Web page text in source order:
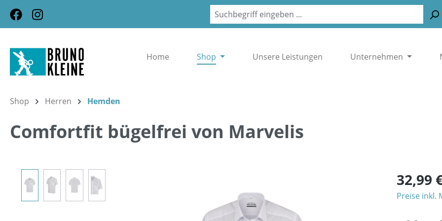
Hauptinhalt springen
Zur Suche springen
Zur Hauptnavigation springen
Home Shop Unsere Leistungen Unternehmen
Shop Herren Hemden
Comfortfit bügelfrei von Marvelis
Bildergalerie überspringen 32,99
Preise inkl.